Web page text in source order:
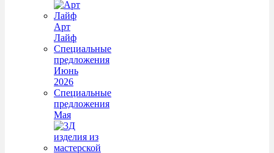
Арт
Лайф
Специальные
предложения
Июнь
2026
Специальные
предложения
Мая